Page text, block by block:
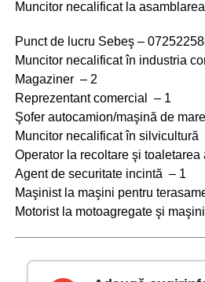
Muncitor necalificat la
Punct de lucru Sebeş –
Muncitor necalificat în industria
Magaziner – 2
Reprezentant comercial – 1
Şofer autocamion/maşină de
Muncitor necalificat în silvicultură
Operator la recoltare şi
Agent de securitate incintă – 1
Maşinist la maşini pentru
Motorist la motoagregate şi